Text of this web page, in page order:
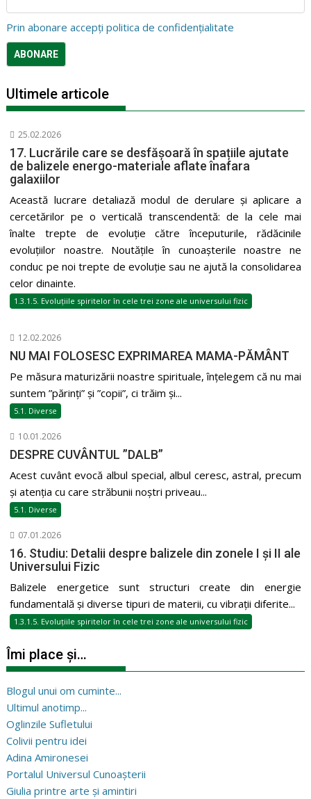
Prin abonare accepți politica de confidențialitate
Ultimele articole
25.02.2026
17. Lucrările care se desfășoară în spațiile ajutate
de balizele energo-materiale aflate înafara
galaxiilor
Această lucrare detaliază modul de derulare și aplicare a
cercetărilor pe o verticală transcendentă: de la cele mai
înalte trepte de evoluție către începuturile, rădăcinile
evoluțiilor noastre. Noutățile în cunoașterile noastre ne
conduc pe noi trepte de evoluție sau ne ajută la consolidarea
celor dinainte.
1.3.1.5. Evoluțiile spiritelor în cele trei zone ale universului fizic
12.02.2026
NU MAI FOLOSESC EXPRIMAREA MAMA-PĂMÂNT
Pe măsura maturizării noastre spirituale, înțelegem că nu mai
suntem ”părinți” și ”copii”, ci trăim și...
5.1. Diverse
10.01.2026
DESPRE CUVÂNTUL ”DALB”
Acest cuvânt evocă albul special, albul ceresc, astral, precum
și atenția cu care străbunii noștri priveau...
5.1. Diverse
07.01.2026
16. Studiu: Detalii despre balizele din zonele I și II ale
Universului Fizic
Balizele energetice sunt structuri create din energie
fundamentală și diverse tipuri de materii, cu vibrații diferite...
1.3.1.5. Evoluțiile spiritelor în cele trei zone ale universului fizic
Îmi place și…
Blogul unui om cuminte...
Ultimul anotimp...
Oglinzile Sufletului
Colivii pentru idei
Adina Amironesei
Portalul Universul Cunoașterii
Giulia printre arte și amintiri